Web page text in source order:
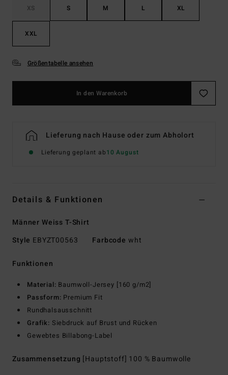
XS S M L XL
XXL
Größentabelle ansehen
In den Warenkorb
Lieferung nach Hause oder zum Abholort
Lieferung geplant ab10 August
Details & Funktionen
Männer Weiss T-Shirt
Style EBYZT00563 Farbcode wht
Funktionen
Material: Baumwoll-Jersey [160 g/m2]
Passform: Premium Fit
Rundhalsausschnitt
Grafik: Siebdruck auf Brust und Rücken
Gewebtes Billabong-Label
Zusammensetzung [Hauptstoff] 100 % Baumwolle